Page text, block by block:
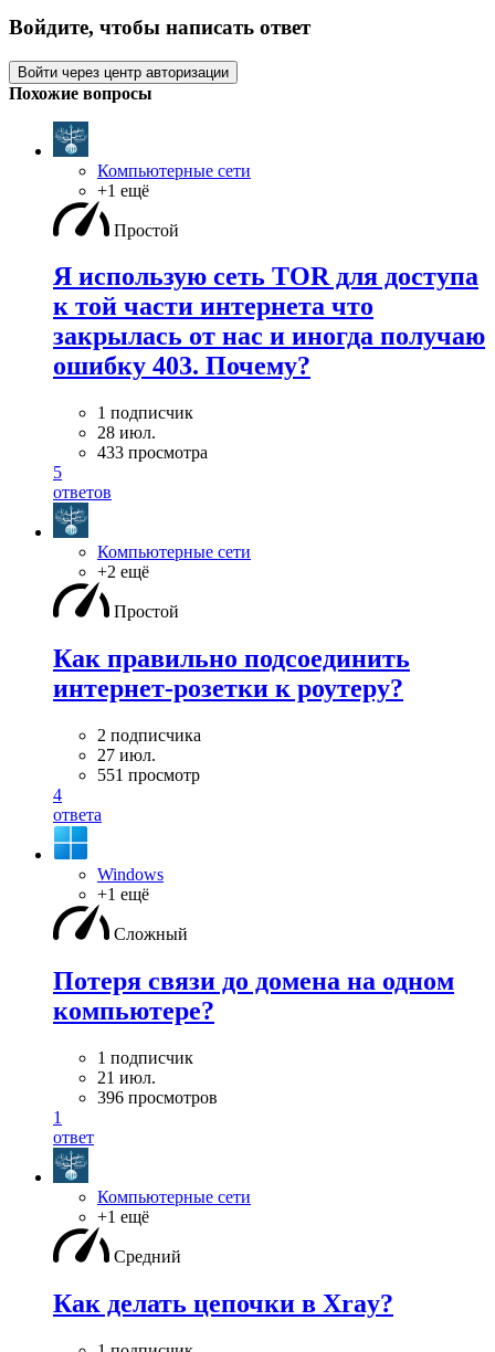
Войдите, чтобы написать ответ
Войти через центр авторизации
Похожие вопросы
Компьютерные сети
+1 ещё
Простой
Я использую сеть TOR для доступа
к той части интернета что
закрылась от нас и иногда получаю
ошибку 403. Почему?
1 подписчик
28 июл.
433 просмотра
5
ответов
Компьютерные сети
+2 ещё
Простой
Как правильно подсоединить
интернет-розетки к роутеру?
2 подписчика
27 июл.
551 просмотр
4
ответа
Windows
+1 ещё
Сложный
Потеря связи до домена на одном
компьютере?
1 подписчик
21 июл.
396 просмотров
1
ответ
Компьютерные сети
+1 ещё
Средний
Как делать цепочки в Xray?